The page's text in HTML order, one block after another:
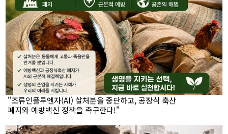
"조류인플루엔자(AI) 살처분을 중단하고, 공장식 축산
폐지와 예방백신 정책을 촉구한다!"